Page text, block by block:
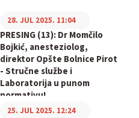
PRESING (13): Dr Momčilo
Bojkić, anesteziolog,
direktor Opšte Bolnice Pirot
- Stručne službe i
Laboratorija u punom
normativu!
28. JUL 2025. 11:04
25. JUL 2025. 12:24